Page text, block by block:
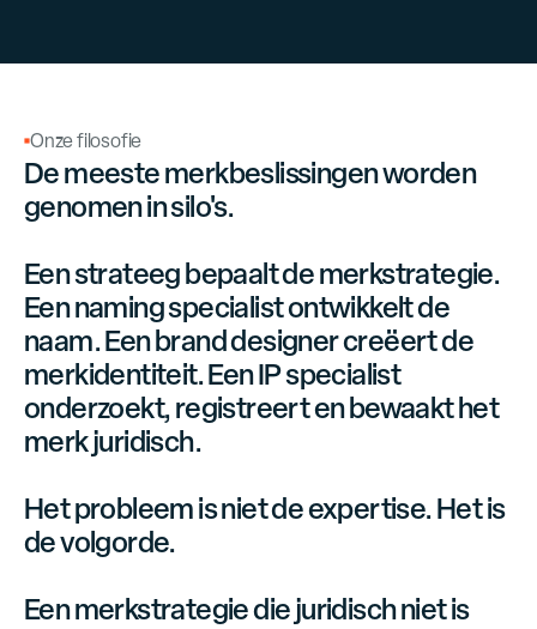
De meeste merkbeslissingen worden
genomen in silo's.
Een strateeg bepaalt de merkstrategie.
Een naming specialist ontwikkelt de
naam. Een brand designer creëert de
merkidentiteit. Een IP specialist
onderzoekt, registreert en bewaakt het
merk juridisch.
Het probleem is niet de expertise. Het is
de volgorde.
Een merkstrategie die juridisch niet is
Onze filosofie